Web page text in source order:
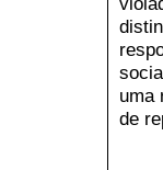
uma
de